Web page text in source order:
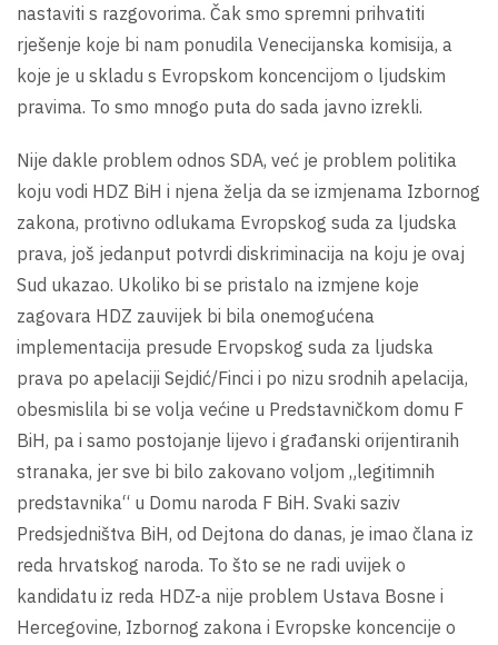
nastaviti s razgovorima. Čak smo spremni prihvatiti
rješenje koje bi nam ponudila Venecijanska komisija, a
koje je u skladu s Evropskom koncencijom o ljudskim
pravima. To smo mnogo puta do sada javno izrekli.
Nije dakle problem odnos SDA, već je problem politika
koju vodi HDZ BiH i njena želja da se izmjenama Izbornog
zakona, protivno odlukama Evropskog suda za ljudska
prava, još jedanput potvrdi diskriminacija na koju je ovaj
Sud ukazao. Ukoliko bi se pristalo na izmjene koje
zagovara HDZ zauvijek bi bila onemogućena
implementacija presude Ervopskog suda za ljudska
prava po apelaciji Sejdić/Finci i po nizu srodnih apelacija,
obesmislila bi se volja većine u Predstavničkom domu F
BiH, pa i samo postojanje lijevo i građanski orijentiranih
stranaka, jer sve bi bilo zakovano voljom „legitimnih
predstavnika“ u Domu naroda F BiH. Svaki saziv
Predsjedništva BiH, od Dejtona do danas, je imao člana iz
reda hrvatskog naroda. To što se ne radi uvijek o
kandidatu iz reda HDZ-a nije problem Ustava Bosne i
Hercegovine, Izbornog zakona i Evropske koncencije o